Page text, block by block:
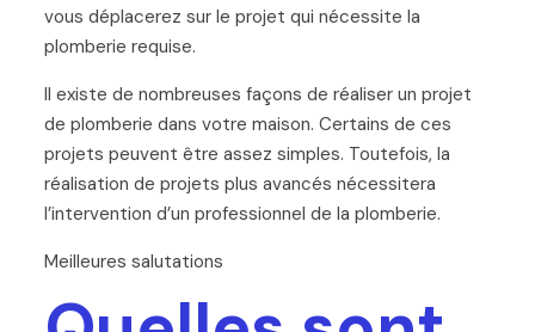
vous déplacerez sur le projet qui nécessite la
plomberie requise.
Il existe de nombreuses façons de réaliser un projet
de plomberie dans votre maison. Certains de ces
projets peuvent être assez simples. Toutefois, la
réalisation de projets plus avancés nécessitera
l’intervention d’un professionnel de la plomberie.
Meilleures salutations